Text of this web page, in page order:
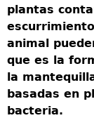
plantas
animal
que es la
la
basadas en
bacteria.